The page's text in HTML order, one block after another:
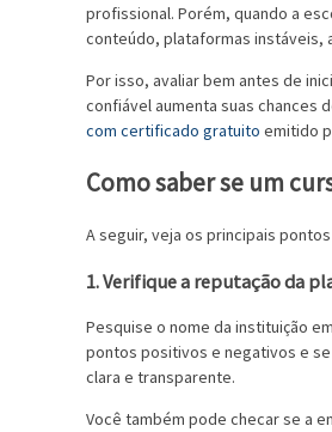
profissional. Porém, quando a
conteúdo, plataformas instáveis,
Por isso, avaliar bem antes de
confiável aumenta suas chances
com certificado gratuito emitido
Como saber se um
A seguir, veja os principais
1. Verifique a reputação da
Pesquise o nome da instituição
pontos positivos e negativos e
clara e transparente.
Você também pode checar se a